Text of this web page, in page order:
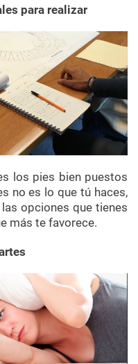
para realizar
los pies bien puestos
no es lo que tú haces,
opciones que tienes
más te favorece.